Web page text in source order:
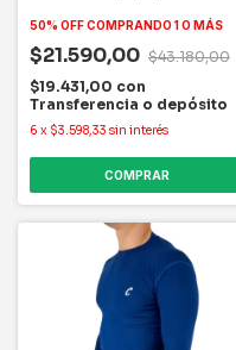
50% OFFCOMPRANDO 1 O MÁS
$21.590,00 $43.180,00
$19.431,00 con
Transferencia o depósito
6 x $3.598,33 sin interés
COMPRAR